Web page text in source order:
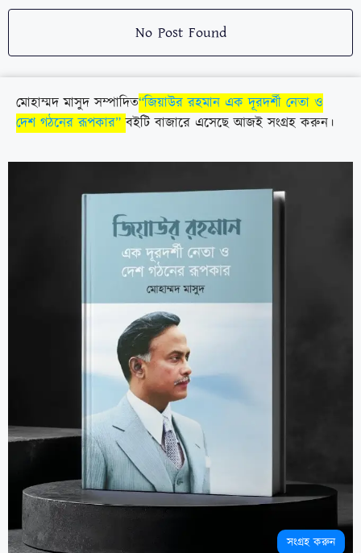
No Post Found
মোহাম্মদ মাসুদ সম্পাদিত“জিয়াউর রহমান এক দূরদর্শী নেতা ও
দেশ গঠনের রূপকার”বইটি বাজারে এসেছে আজই সংগ্রহ করুন।
সংগ্রহ করুন